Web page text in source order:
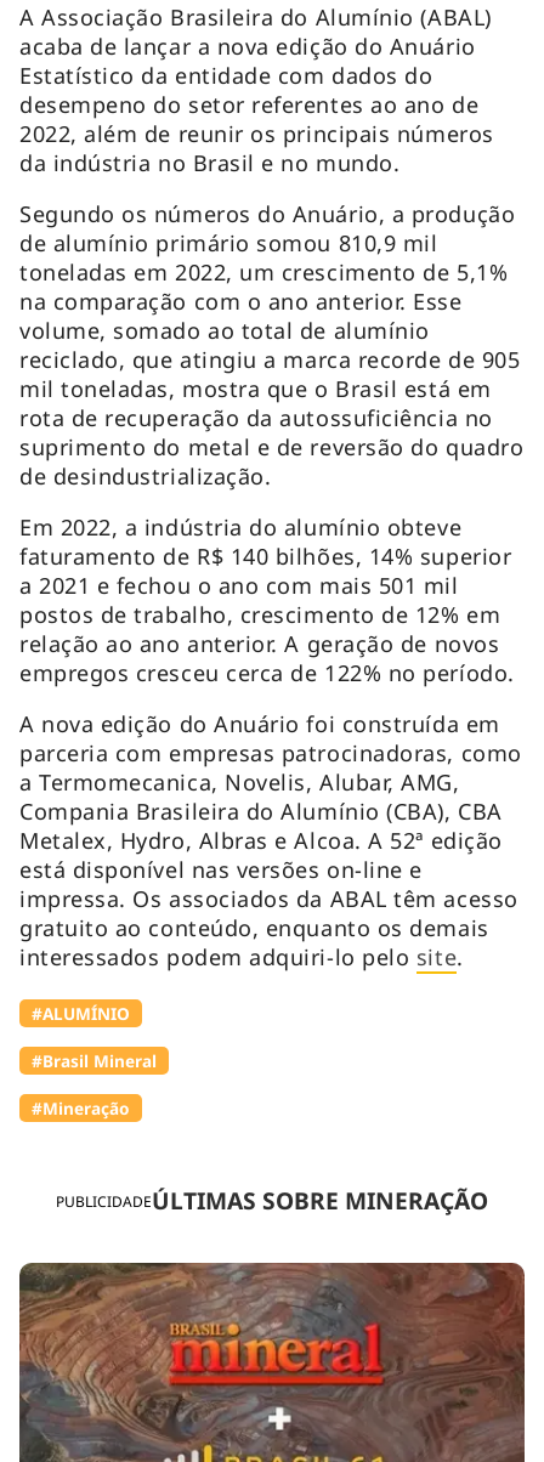
PUBLICIDADEÚLTIMAS SOBRE MINERAÇÃO
A Associação Brasileira do Alumínio (ABAL)
acaba de lançar a nova edição do Anuário
Estatístico da entidade com dados do
desempeno do setor referentes ao ano de
2022, além de reunir os principais números
da indústria no Brasil e no mundo.
Segundo os números do Anuário, a produção
de alumínio primário somou 810,9 mil
toneladas em 2022, um crescimento de 5,1%
na comparação com o ano anterior. Esse
volume, somado ao total de alumínio
reciclado, que atingiu a marca recorde de 905
mil toneladas, mostra que o Brasil está em
rota de recuperação da autossuficiência no
suprimento do metal e de reversão do quadro
de desindustrialização.
Em 2022, a indústria do alumínio obteve
faturamento de R$ 140 bilhões, 14% superior
a 2021 e fechou o ano com mais 501 mil
postos de trabalho, crescimento de 12% em
relação ao ano anterior. A geração de novos
empregos cresceu cerca de 122% no período.
A nova edição do Anuário foi construída em
parceria com empresas patrocinadoras, como
a Termomecanica, Novelis, Alubar, AMG,
Compania Brasileira do Alumínio (CBA), CBA
Metalex, Hydro, Albras e Alcoa. A 52ª edição
está disponível nas versões on-line e
impressa. Os associados da ABAL têm acesso
gratuito ao conteúdo, enquanto os demais
interessados podem adquiri-lo pelo site.
#ALUMÍNIO
#Brasil Mineral
#Mineração